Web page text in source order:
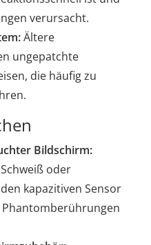
verursacht.
Ältere
ungepatchte
die häufig zu
Bildschirm:
oder
kapazitiven Sensor